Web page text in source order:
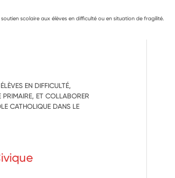
scolaire aux élèves en difficulté ou en situation de fragilité.
EN DIFFICULTÉ,
ET COLLABORER
CATHOLIQUE DANS LE